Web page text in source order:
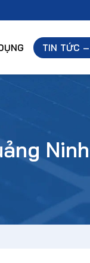
TIN TỨC
Ninh